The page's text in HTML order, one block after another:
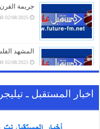
جريمة القرن
02/08/2025 21:48
المشهد
02/08/2025 21:48
اخبار المستقبل ـ